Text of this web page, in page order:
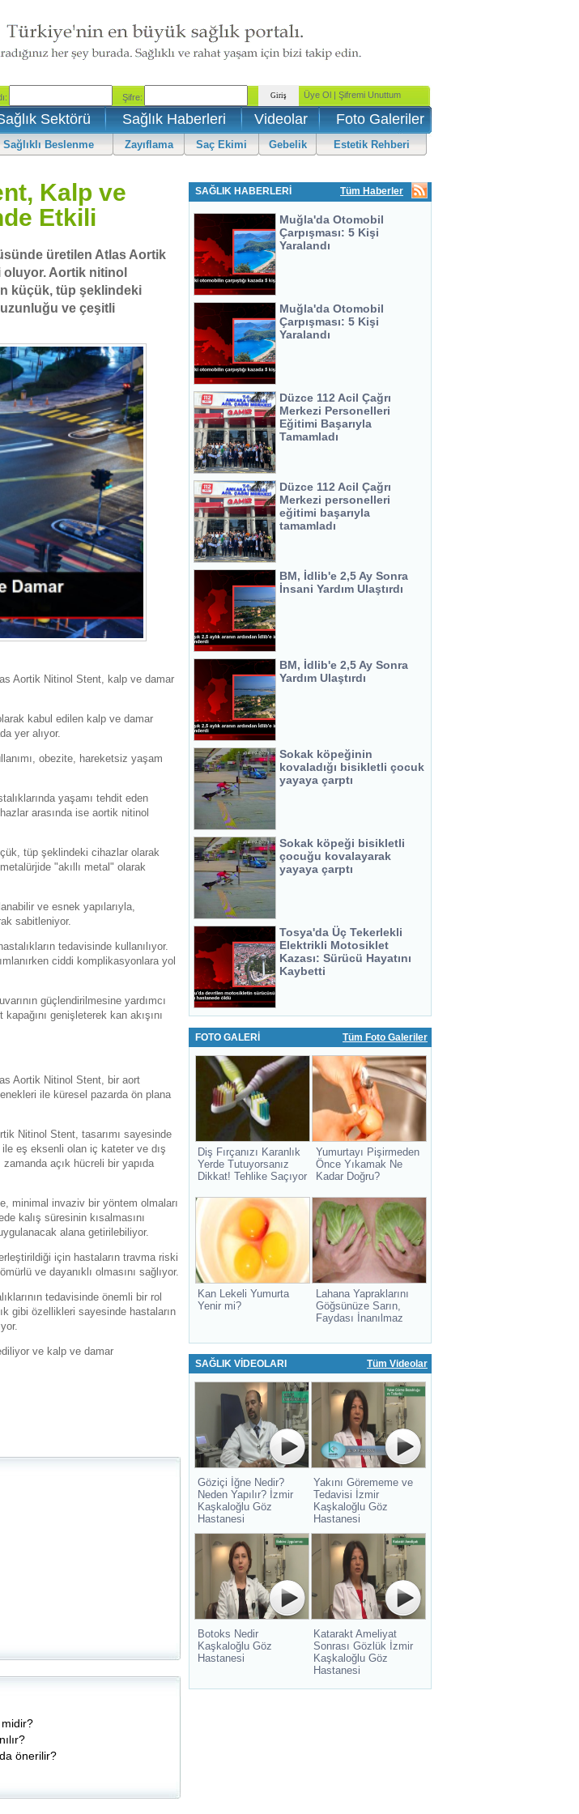
Sektörü Sağlık Haberleri Videolar Foto Galeriler
Sağlıklı Beslenme Zayıflama Saç Ekimi Gebelik Estetik Rehberi
Kalp ve
Etkili
üretilen Atlas Aortik
oluyor. Aortik nitinol
küçük, tüp şeklindeki
uzunluğu ve çeşitli
Aortik Nitinol Stent, kalp ve damar
kabul edilen kalp ve damar
yer alıyor.
obezite, hareketsiz yaşam
yaşamı tehdit eden
arasında ise aortik nitinol
tüp şeklindeki cihazlar olarak
"akıllı metal" olarak
ve esnek yapılarıyla,
sabitleniyor.
tedavisinde kullanılıyor.
ciddi komplikasyonlara yol
güçlendirilmesine yardımcı
genişleterek kan akışını
Aortik Nitinol Stent, bir aort
ile küresel pazarda ön plana
Nitinol Stent, tasarımı sayesinde
eş eksenli olan iç kateter ve dış
açık hücreli bir yapıda
minimal invaziv bir yöntem olmaları
kalış süresinin kısalmasını
alana getirilebiliyor.
için hastaların travma riski
ve dayanıklı olmasını sağlıyor.
tedavisinde önemli bir rol
gibi özellikleri sayesinde hastaların
ve kalp ve damar
önerilir?
SAĞLIK HABERLERİ Tüm Haberler
Muğla'da Otomobil
Çarpışması: 5 Kişi
Yaralandı
Muğla'da Otomobil
Çarpışması: 5 Kişi
Yaralandı
Düzce 112 Acil Çağrı
Merkezi Personelleri
Eğitimi Başarıyla
Tamamladı
Düzce 112 Acil Çağrı
Merkezi personelleri
eğitimi başarıyla
tamamladı
BM, İdlib'e 2,5 Ay Sonra
İnsani Yardım Ulaştırdı
BM, İdlib'e 2,5 Ay Sonra
Yardım Ulaştırdı
Sokak köpeğinin
kovaladığı bisikletli çocuk
yayaya çarptı
Sokak köpeği bisikletli
çocuğu kovalayarak
yayaya çarptı
Tosya'da Üç Tekerlekli
Elektrikli Motosiklet
Kazası: Sürücü Hayatını
Kaybetti
FOTO GALERİ Tüm Foto Galeriler
Diş Fırçanızı Karanlık
Yerde Tutuyorsanız
Dikkat! Tehlike Saçıyor
Yumurtayı Pişirmeden
Önce Yıkamak Ne
Kadar Doğru?
Kan Lekeli Yumurta
Yenir mi?
Lahana Yapraklarını
Göğsünüze Sarın,
Faydası İnanılmaz
SAĞLIK VİDEOLARI Tüm Videolar
Göziçi İğne Nedir?
Neden Yapılır? İzmir
Kaşkaloğlu Göz
Hastanesi
Yakını Görememe ve
Tedavisi İzmir
Kaşkaloğlu Göz
Hastanesi
Botoks Nedir
Kaşkaloğlu Göz
Hastanesi
Katarakt Ameliyat
Sonrası Gözlük İzmir
Kaşkaloğlu Göz
Hastanesi